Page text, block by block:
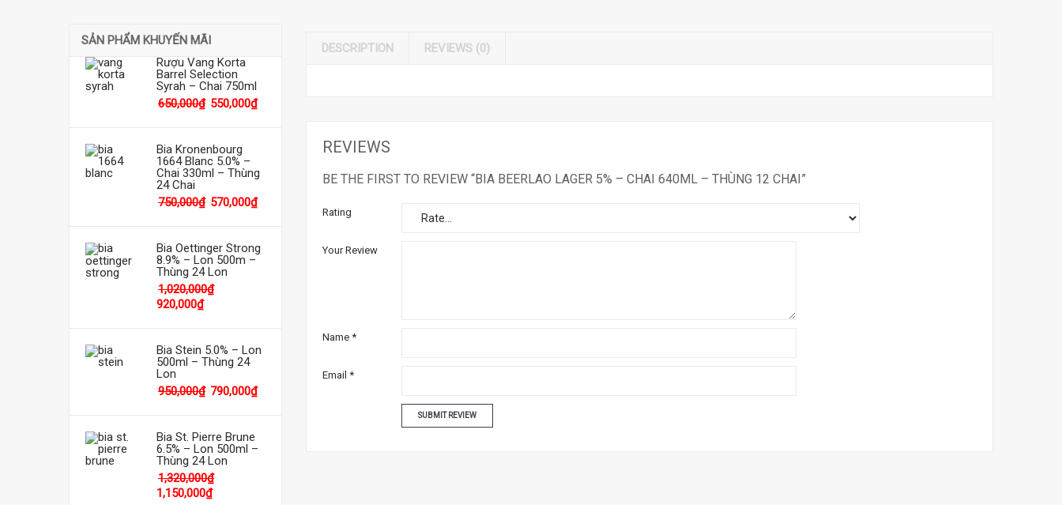
SẢN PHẨM KHUYẾN MÃI
Rượu Vang Korta
Barrel Selection
Syrah – Chai 750ml
650,000₫ 550,000₫
Bia Kronenbourg
1664 Blanc 5.0% –
Chai 330ml – Thùng
24 Chai
750,000₫ 570,000₫
Bia Oettinger Strong
8.9% – Lon 500m –
Thùng 24 Lon
1,020,000₫
920,000₫
Bia Stein 5.0% – Lon
500ml – Thùng 24
Lon
950,000₫ 790,000₫
Bia St. Pierre Brune
6.5% – Lon 500ml –
Thùng 24 Lon
1,320,000₫
1,150,000₫
DESCRIPTION REVIEWS (0)
REVIEWS
BE THE FIRST TO REVIEW “BIA BEERLAO LAGER 5% – CHAI 640ML – THÙNG 12 CHAI”
Rating
Your Review
Name *
Email *